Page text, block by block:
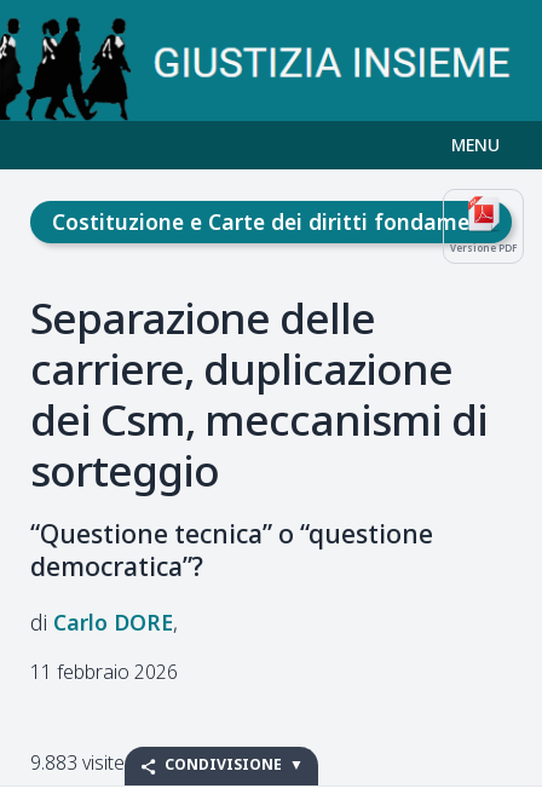
MENU
Versione PDF
Costituzione e Carte dei diritti fondamentali
Separazione delle
carriere, duplicazione
dei Csm, meccanismi di
sorteggio
“Questione tecnica” o “questione
democratica”?
Carlo DORE
11 febbraio 2026
9.883 visite CONDIVISIONE